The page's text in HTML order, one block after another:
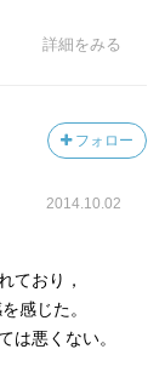
詳細をみる
フォロー
2014.10.02
ており，
感じた。
は悪くない。